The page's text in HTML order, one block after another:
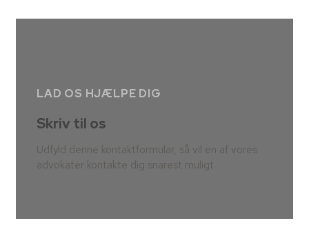
LAD OS HJÆLPE DIG
Skriv til os
Udfyld denne kontaktformular, så vil en af vores
advokater kontakte dig snarest muligt​